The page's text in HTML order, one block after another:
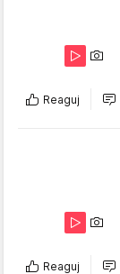
Reaguj
Reaguj